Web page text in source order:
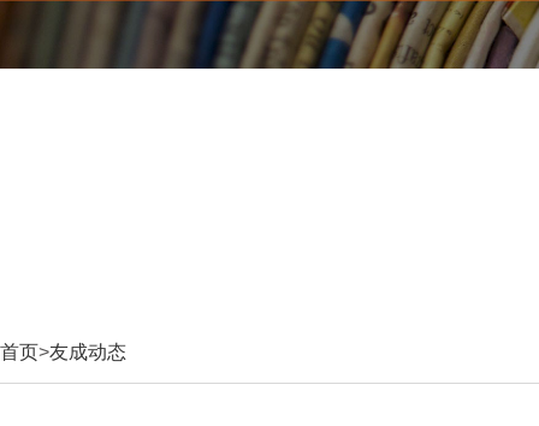
首页>友成动态